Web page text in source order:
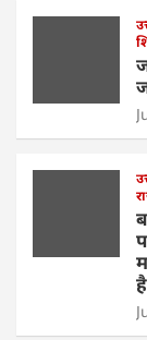
p
p
b
o
o
k